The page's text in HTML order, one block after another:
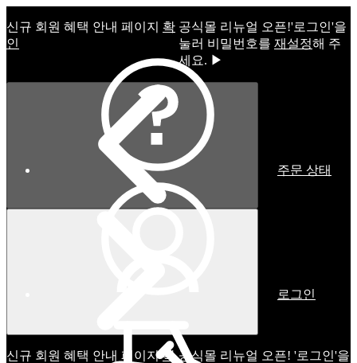
신규 회원 혜택 안내 페이지 확
인
공식몰 리뉴얼 오픈!ㅤ'로그인'을
눌러 비밀번호를 재설정해 주
세요. ▶
신규 회원 혜택 안내 페이지확 공식몰 리뉴얼 오픈! '로그인'을
주문 상태
로그인